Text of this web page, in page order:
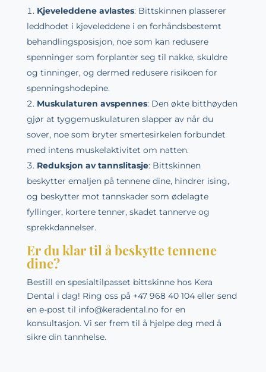
Kjeveleddene avlastes: Bittskinnen plasserer
leddhodet i kjeveleddene i en forhåndsbestemt
behandlingsposisjon, noe som kan redusere
spenninger som forplanter seg til nakke, skuldre
og tinninger, og dermed redusere risikoen for
spenningshodepine.
Muskulaturen avspennes: Den økte bitthøyden
gjør at tyggemuskulaturen slapper av når du
sover, noe som bryter smertesirkelen forbundet
med intens muskelaktivitet om natten.
Reduksjon av tannslitasje: Bittskinnen
beskytter emaljen på tennene dine, hindrer ising,
og beskytter mot tannskader som ødelagte
fyllinger, kortere tenner, skadet tannerve og
sprekkdannelser.
Er du klar til å beskytte tennene
dine?
Bestill en spesialtilpasset bittskinne hos Kera
Dental i dag! Ring oss på +47 968 40 104 eller send
en e-post til info@keradental.no for en
konsultasjon. Vi ser frem til å hjelpe deg med å
sikre din tannhelse.